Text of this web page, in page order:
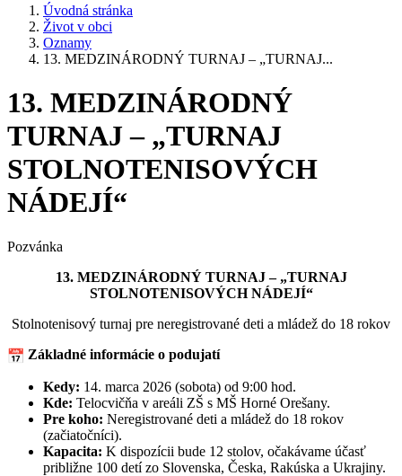
Úvodná stránka
Život v obci
Oznamy
13. MEDZINÁRODNÝ TURNAJ – „TURNAJ...
13. MEDZINÁRODNÝ
TURNAJ – „TURNAJ
STOLNOTENISOVÝCH
NÁDEJÍ“
Pozvánka
13. MEDZINÁRODNÝ TURNAJ – „TURNAJ
STOLNOTENISOVÝCH NÁDEJÍ“
Stolnotenisový turnaj pre neregistrované deti a mládež do 18 rokov
Základné informácie o podujatí
Kedy: 14. marca 2026 (sobota) od 9:00 hod.
Kde: Telocvičňa v areáli ZŠ s MŠ Horné Orešany.
Pre koho: Neregistrované deti a mládež do 18 rokov
(začiatočníci).
Kapacita: K dispozícii bude 12 stolov, očakávame účasť
približne 100 detí zo Slovenska, Česka, Rakúska a Ukrajiny.